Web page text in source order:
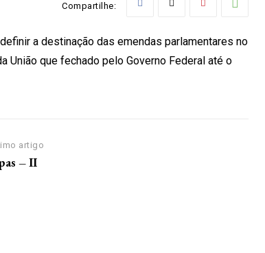
Compartilhe:
a destinação das emendas parlamentares no
União que fechado pelo Governo Federal até o
artigo
– II